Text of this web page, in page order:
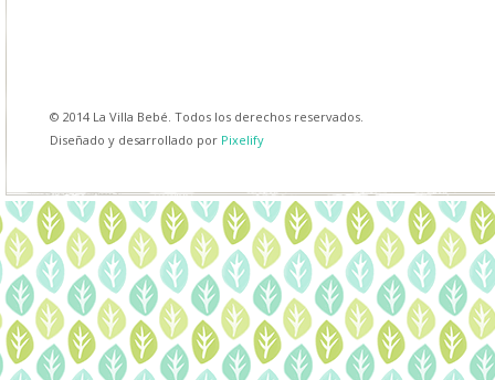
© 2014 La Villa Bebé. Todos los derechos reservados.
Diseñado y desarrollado por Pixelify